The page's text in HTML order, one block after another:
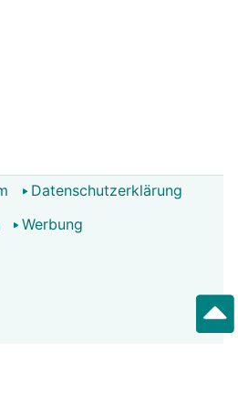
Datenschutzerklärung
Werbung